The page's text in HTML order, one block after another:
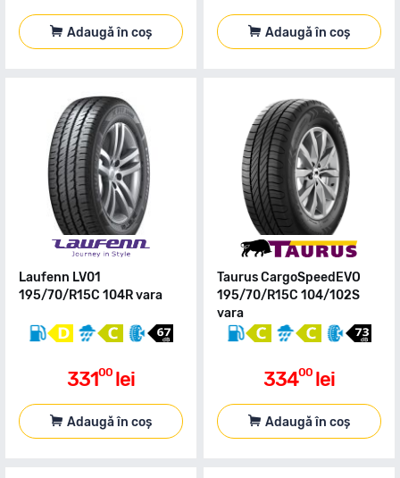
Adaugă în coș Adaugă în coș
Laufenn LV01
195/70/R15C 104R vara
33100 lei
Adaugă în coș
Taurus CargoSpeedEVO
195/70/R15C 104/102S
vara
33400 lei
Adaugă în coș